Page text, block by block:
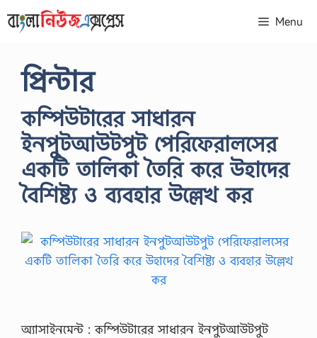
to
Menu
প্রিন্টার
কম্পিউটারের সাধারন
ইনপুটআউটপুট পেরিফেরালসের
একটি তালিকা তৈরি করে উহাদের
বৈশিষ্ট্য ও ব্যবহার উল্লেখ কর
অ্যাসাইনমেন্ট : কম্পিউটারের সাধারন ইনপুটআউটপুট